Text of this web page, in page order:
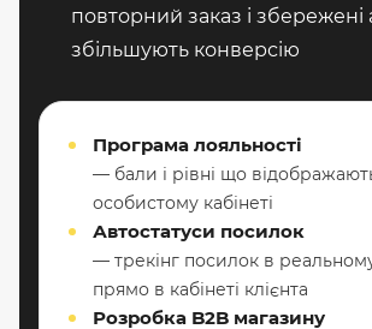
повторний заказ і збережені
збільшують конверсію
Програма лояльності
— бали і рівні що
особистому кабінеті
Автостатуси посилок
— трекінг посилок в
прямо в кабінеті клієнта
Розробка B2B магазину